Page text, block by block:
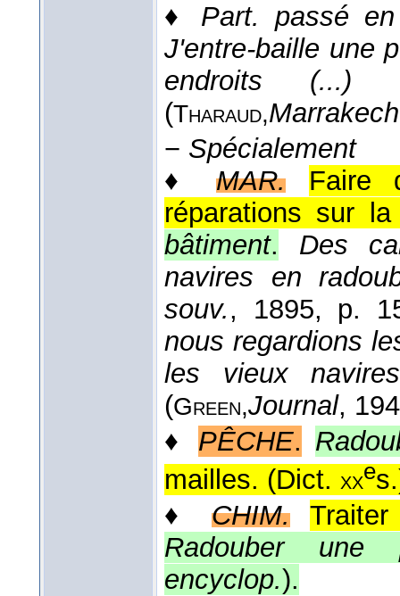
♦ Part. passé
J'entre-baille une
endroits (...)
(Tharaud,Marrakech
− Spécialement
♦ MAR.
Faire
réparations sur
bâtiment.
Des
navires en
souv., 1895, p.
nous regardions
les vieux
(Green,Journal,
♦ PÊCHE.
mailles. (Dict. xxes.
♦CHIM.
Radouber une
encyclop.).